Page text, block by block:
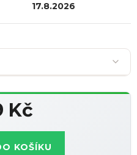
17.8.2026
Kč
KOŠÍKU